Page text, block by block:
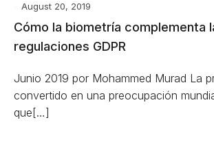
August 20, 2019
Cómo la biometría complementa
regulaciones GDPR
Junio ​​2019 por Mohammed Murad La
convertido en una preocupación
que[…]